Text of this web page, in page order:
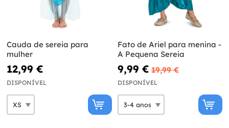
Cauda de sereia para
mulher
12,99 €
DISPONÍVEL
Fato de Ariel para menina -
A Pequena Sereia
9,99 € 19,99 €
DISPONÍVEL